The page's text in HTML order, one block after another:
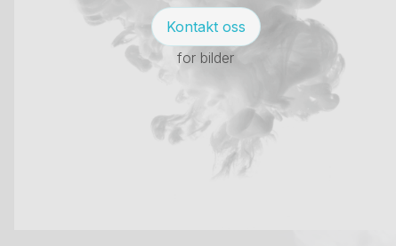
Kontakt oss
for bilder